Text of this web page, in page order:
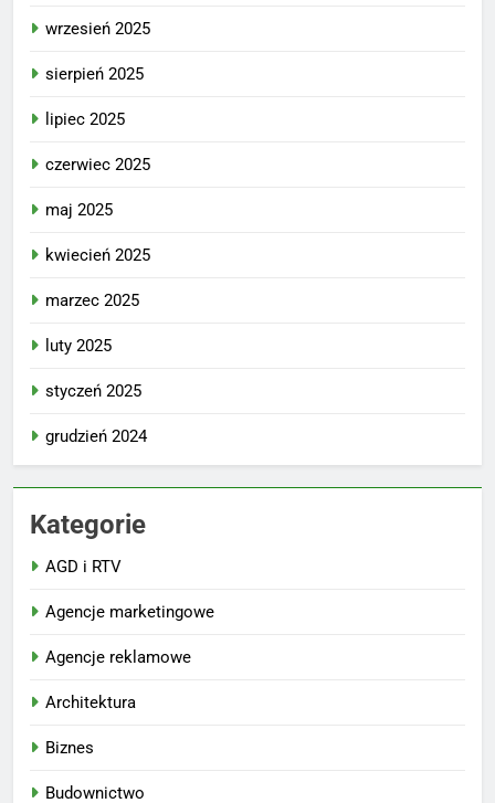
wrzesień 2025
sierpień 2025
lipiec 2025
czerwiec 2025
maj 2025
kwiecień 2025
marzec 2025
luty 2025
styczeń 2025
grudzień 2024
Kategorie
AGD i RTV
Agencje marketingowe
Agencje reklamowe
Architektura
Biznes
Budownictwo